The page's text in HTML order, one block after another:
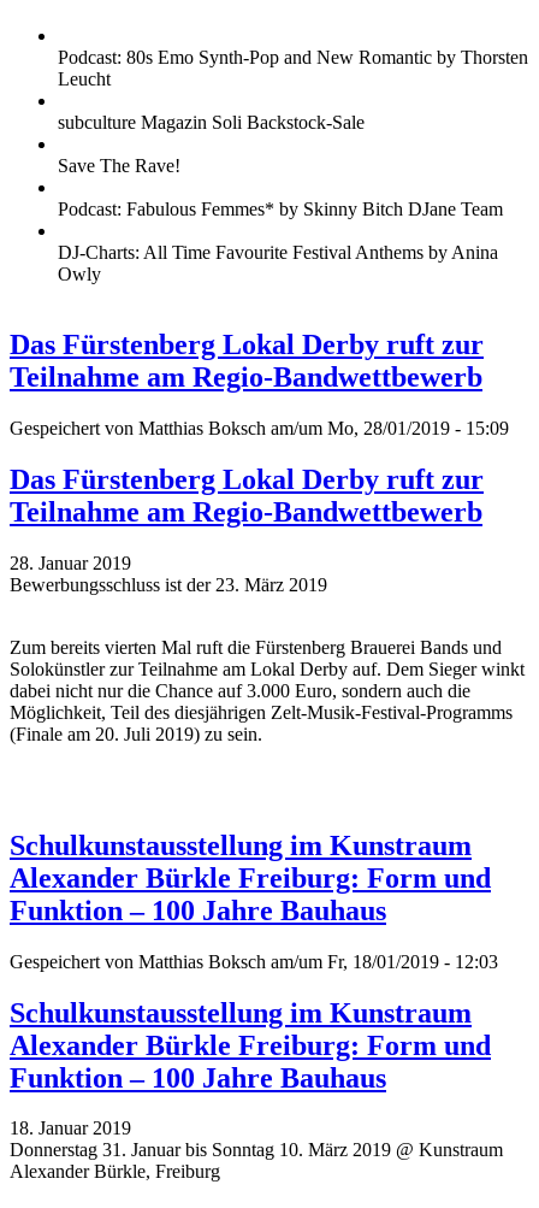
Podcast: 80s Emo Synth-Pop and New Romantic by Thorsten
Leucht
subculture Magazin Soli Backstock-Sale
Save The Rave!
Podcast: Fabulous Femmes* by Skinny Bitch DJane Team
DJ-Charts: All Time Favourite Festival Anthems by Anina
Owly
Das Fürstenberg Lokal Derby ruft zur
Teilnahme am Regio-Bandwettbewerb
Gespeichert von Matthias Boksch am/um Mo, 28/01/2019 - 15:09
Das Fürstenberg Lokal Derby ruft zur
Teilnahme am Regio-Bandwettbewerb
28. Januar 2019
Bewerbungsschluss ist der 23. März 2019
Zum bereits vierten Mal ruft die Fürstenberg Brauerei Bands und
Solokünstler zur Teilnahme am Lokal Derby auf. Dem Sieger winkt
dabei nicht nur die Chance auf 3.000 Euro, sondern auch die
Möglichkeit, Teil des diesjährigen Zelt-Musik-Festival-Programms
(Finale am 20. Juli 2019) zu sein.
Schulkunstausstellung im Kunstraum
Alexander Bürkle Freiburg: Form und
Funktion – 100 Jahre Bauhaus
Gespeichert von Matthias Boksch am/um Fr, 18/01/2019 - 12:03
Schulkunstausstellung im Kunstraum
Alexander Bürkle Freiburg: Form und
Funktion – 100 Jahre Bauhaus
18. Januar 2019
Donnerstag 31. Januar bis Sonntag 10. März 2019 @ Kunstraum
Alexander Bürkle, Freiburg